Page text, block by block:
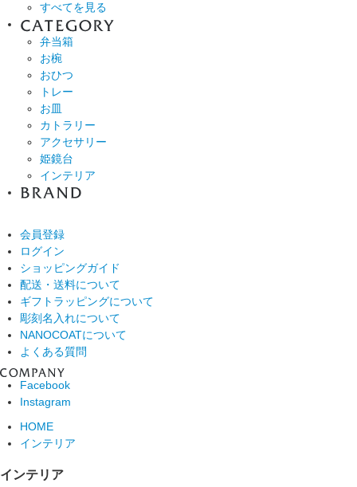
すべてを見る
弁当箱
お椀
おひつ
トレー
お皿
カトラリー
アクセサリー
姫鏡台
インテリア
会員登録
ログイン
ショッピングガイド
配送・送料について
ギフトラッピングについて
彫刻名入れについて
NANOCOATについて
よくある質問
Facebook
Instagram
HOME
インテリア
インテリア